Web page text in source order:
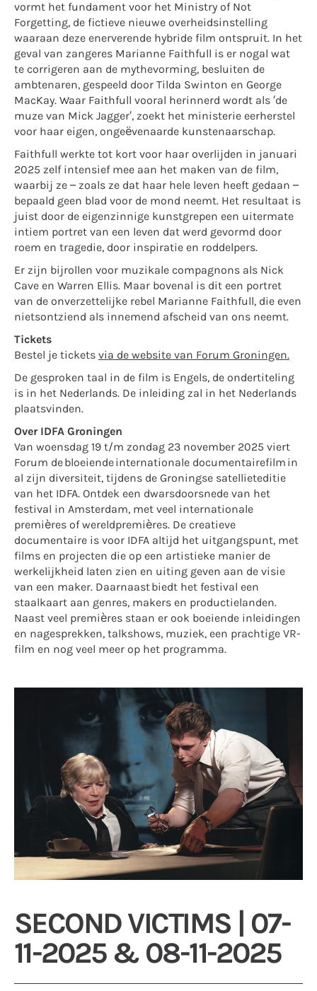
vormt het fundament voor het Ministry of Not
Forgetting, de fictieve nieuwe overheidsinstelling
waaraan deze enerverende hybride film ontspruit. In het
geval van zangeres Marianne Faithfull is er nogal wat
te corrigeren aan de mythevorming, besluiten de
ambtenaren, gespeeld door Tilda Swinton en George
MacKay. Waar Faithfull vooral herinnerd wordt als ‘de
muze van Mick Jagger’, zoekt het ministerie eerherstel
voor haar eigen, ongeëvenaarde kunstenaarschap.
Faithfull werkte tot kort voor haar overlijden in januari
2025 zelf intensief mee aan het maken van de film,
waarbij ze – zoals ze dat haar hele leven heeft gedaan –
bepaald geen blad voor de mond neemt. Het resultaat is
juist door de eigenzinnige kunstgrepen een uitermate
intiem portret van een leven dat werd gevormd door
roem en tragedie, door inspiratie en roddelpers.
Er zijn bijrollen voor muzikale compagnons als Nick
Cave en Warren Ellis. Maar bovenal is dit een portret
van de onverzettelijke rebel Marianne Faithfull, die even
nietsontziend als innemend afscheid van ons neemt.
Tickets
Bestel je tickets via de website van Forum Groningen.
De gesproken taal in de film is Engels, de ondertiteling
is in het Nederlands. De inleiding zal in het Nederlands
plaatsvinden.
Over IDFA Groningen
Van woensdag 19 t/m zondag 23 november 2025 viert
Forum de bloeiende internationale documentairefilm in
al zijn diversiteit, tijdens de Groningse satellieteditie
van het IDFA. Ontdek een dwarsdoorsnede van het
festival in Amsterdam, met veel internationale
premières of wereldpremières. De creatieve
documentaire is voor IDFA altijd het uitgangspunt, met
films en projecten die op een artistieke manier de
werkelijkheid laten zien en uiting geven aan de visie
van een maker. Daarnaast biedt het festival een
staalkaart aan genres, makers en productielanden.
Naast veel premières staan er ook boeiende inleidingen
en nagesprekken, talkshows, muziek, een prachtige VR-
film en nog veel meer op het programma.
SECOND VICTIMS | 07-
11-2025 & 08-11-2025